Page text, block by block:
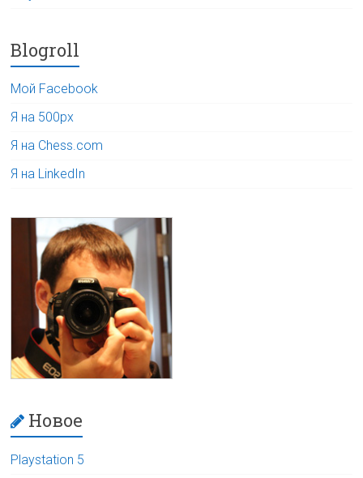
Blogroll
Мой Facebook
Я на 500px
Я на Chess.com
Я на LinkedIn
Новое
Playstation 5